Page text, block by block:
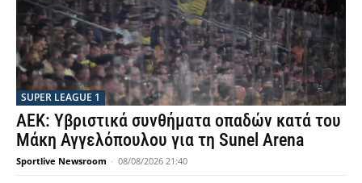
SUPER LEAGUE 1
ΑΕΚ: Υβριστικά συνθήματα οπαδών κατά του
Μάκη Αγγελόπουλου για τη Sunel Arena
Sportlive Newsroom - 08/08/2026 21:40